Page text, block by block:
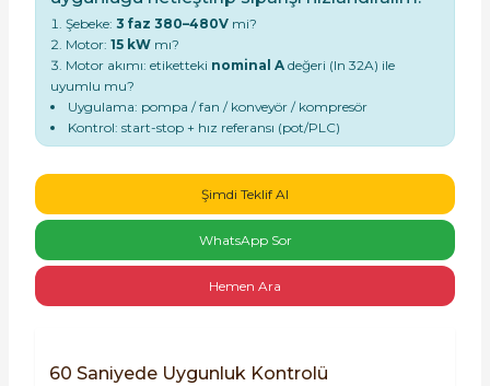
Pako Şalterler
Şebeke: 3 faz 380–480Vmi?
Motor: 15 kWmı?
Motor akımı: etiketteki nominal Adeğeri (In 32A) ile
uyumlu mu?
Uygulama: pompa / fan / konveyör / kompresör
Kontrol: start-stop + hız referansı (pot/PLC)
Şimdi Teklif Al
WhatsApp Sor
Hemen Ara
60 Saniyede Uygunluk Kontrolü